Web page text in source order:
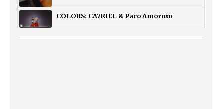
COLORS: CA7RIEL & Paco Amoroso